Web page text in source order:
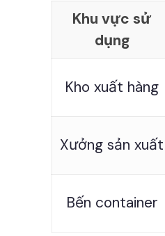
Khu vực sử
dụng
Kho xuất hàng
Xưởng sản xuất
Bến container